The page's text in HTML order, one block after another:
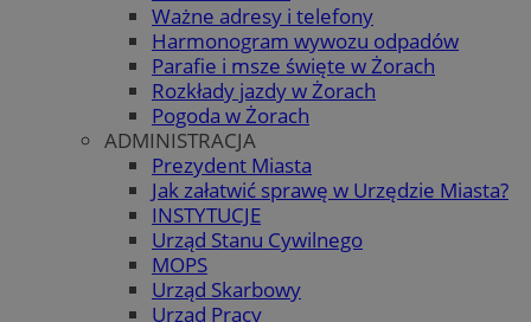
Ważne adresy i telefony
Harmonogram wywozu odpadów
Parafie i msze święte w Żorach
Rozkłady jazdy w Żorach
Pogoda w Żorach
ADMINISTRACJA
Prezydent Miasta
Jak załatwić sprawę w Urzędzie Miasta?
INSTYTUCJE
Urząd Stanu Cywilnego
MOPS
Urząd Skarbowy
Urząd Pracy